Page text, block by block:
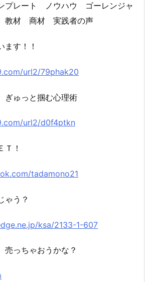
レート ノウハウ ゴーレンジャ
教材 商材 実践者の声
す！！
url2/79phak20
ゅっと掴む心理術
url2/d0f4ptkn
！
tadamono21
う？
ksa/2133-1-607
っちゃおうかな？